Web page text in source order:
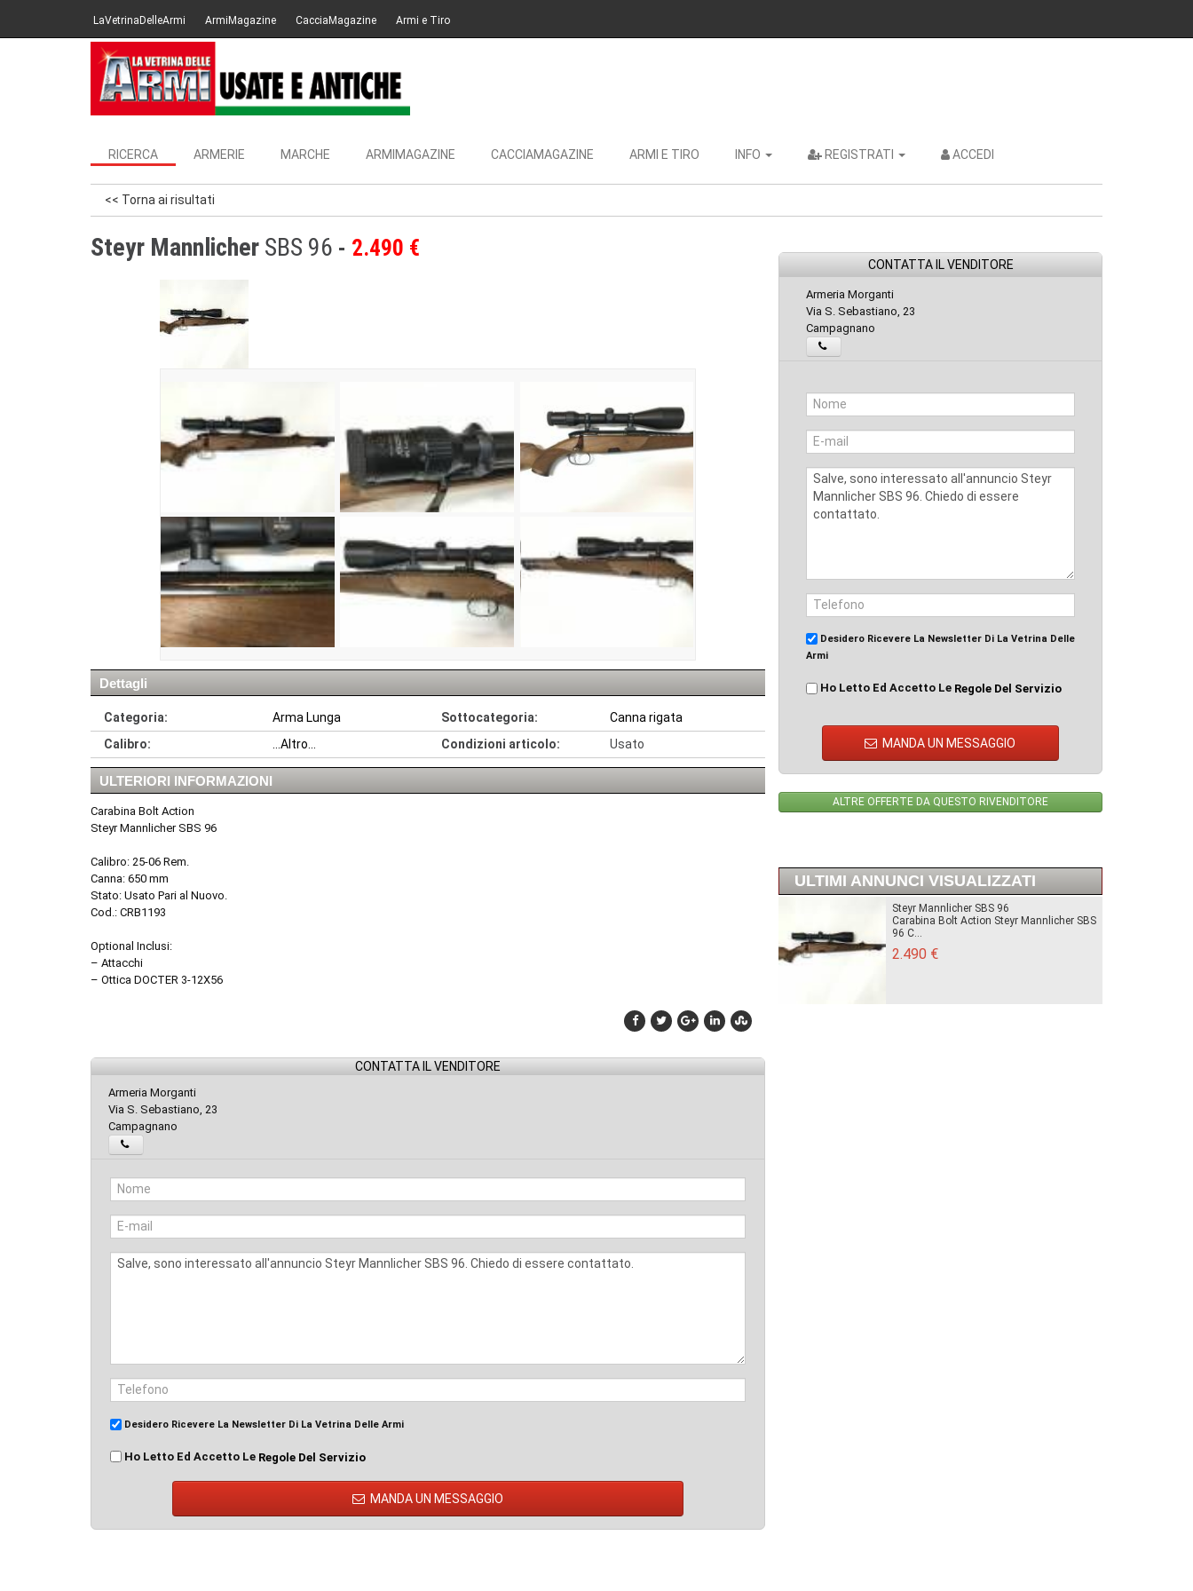
LaVetrinaDelleArmi ArmiMagazine CacciaMagazine Armi e Tiro
RICERCA ARMERIE MARCHE ARMIMAGAZINE CACCIAMAGAZINE ARMI E TIRO INFO REGISTRATI ACCEDI
<< Torna ai risultati
Steyr Mannlicher SBS 96 2.490 €
Dettagli
Categoria: Arma Lunga Sottocategoria:
Canna rigata
Calibro:
...Altro... Condizioni articolo: Usato
ULTERIORI INFORMAZIONI
Carabina Bolt Action
Steyr Mannlicher SBS 96
Calibro: 25-06 Rem.
Canna: 650 mm
Stato: Usato Pari al Nuovo.
Cod.: CRB1193
Optional Inclusi:
– Attacchi
– Ottica DOCTER 3-12X56
CONTATTA IL VENDITORE
Armeria Morganti
Via S. Sebastiano, 23
Campagnano
Desidero Ricevere La Newsletter Di La Vetrina Delle Armi
Ho Letto Ed Accetto Le Regole Del Servizio
MANDA UN MESSAGGIO
CONTATTA IL VENDITORE
Armeria Morganti
Via S. Sebastiano, 23
Campagnano
Desidero Ricevere La Newsletter Di La Vetrina Delle
Armi
Ho Letto Ed Accetto Le Regole Del Servizio
MANDA UN MESSAGGIO
ALTRE OFFERTE DA QUESTO RIVENDITORE
ULTIMI ANNUNCI VISUALIZZATI
Steyr Mannlicher SBS 96
Carabina Bolt Action Steyr Mannlicher SBS
96 C...
2.490 €